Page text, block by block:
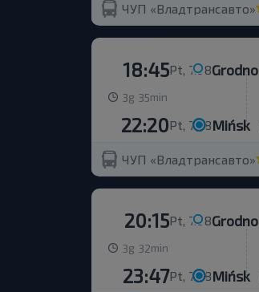
ЧУП «Владтрансавто»
Pt, 7.08
18:45 Grodno
3g 35min
Pt, 7.08
22:20 Mińsk
ЧУП «Владтрансавто»
Pt, 7.08
20:15 Grodno
3g 32min
Pt, 7.08
23:47 Mińsk